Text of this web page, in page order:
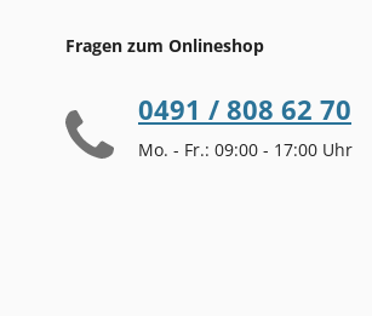
Fragen zum Onlineshop
0491 / 808 62 70
Mo. - Fr.: 09:00 - 17:00 Uhr